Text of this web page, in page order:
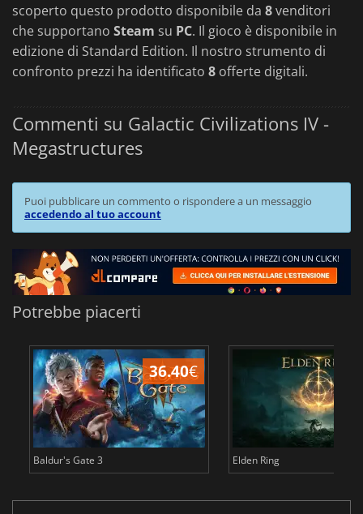
scoperto questo prodotto disponibile da 8venditori
che supportano Steam su PC. Il gioco è disponibile in
edizione di Standard Edition. Il nostro strumento di
confronto prezzi ha identificato 8 offerte digitali.
Commenti su Galactic Civilizations IV -
Megastructures
Puoi pubblicare un commento o rispondere a un messaggio
accedendo al tuo account
Potrebbe piacerti
36.40€
Baldur's Gate 3 Elden Ring